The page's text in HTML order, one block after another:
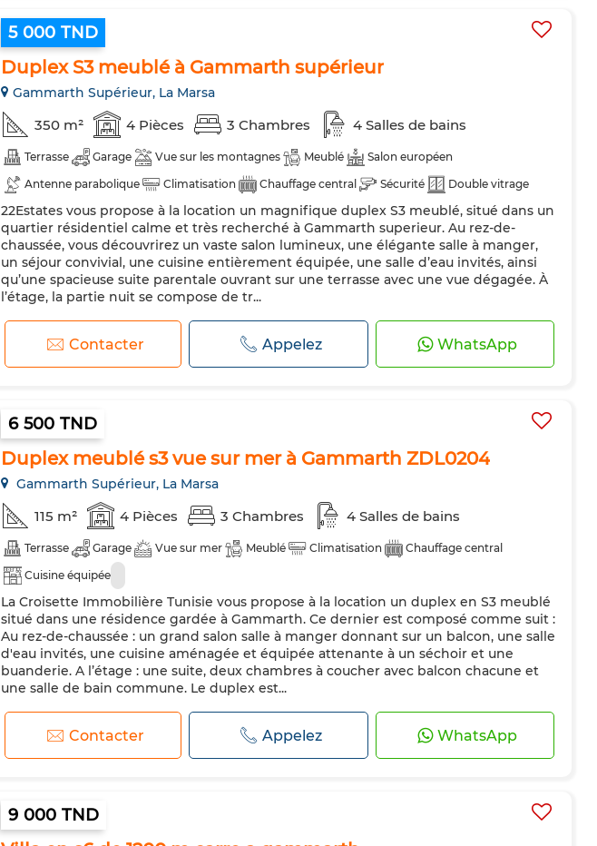
5 000 TND
Duplex S3 meublé à Gammarth supérieur
Gammarth Supérieur, La Marsa
350 m² 4 Pièces 3 Chambres 4 Salles de bains
Terrasse Garage Vue sur les montagnes Meublé
Salon européen
Antenne parabolique
Climatisation Chauffage central Sécurité
Double vitrage
Porte blindée
Cuisine équipée Réfrigérateur Four TV
Machine à laver
Micro-ondes
Internet Animaux domestiques autorisés
22Estates vous propose à la location un magnifique duplex S3 meublé, situé dans un
quartier résidentiel calme et très recherché à Gammarth superieur. Au rez-de-
chaussée, vous découvrirez un vaste salon lumineux, une élégante salle à manger,
un séjour convivial, une cuisine entièrement équipée, une salle d’eau invités, ainsi
qu’une spacieuse suite parentale ouvrant sur une terrasse avec une vue dégagée. À
l’étage, la partie nuit se compose de tr...
Contacter Appelez WhatsApp
6 500 TND
Duplex meublé s3 vue sur mer à Gammarth ZDL0204
Gammarth Supérieur, La Marsa
115 m² 4 Pièces 3 Chambres 4 Salles de bains
Terrasse Garage Vue sur mer Meublé Climatisation
Chauffage central
Cuisine équipée
La Croisette Immobilière Tunisie vous propose à la location un duplex en S3 meublé
situé dans une résidence gardée à Gammarth. Ce dernier est composé comme suit :
Au rez-de-chaussée : un grand salon salle à manger donnant sur un balcon, une salle
d'eau invités, une cuisine aménagée et équipée attenante à un séchoir et une
buanderie. A l’étage : une suite, deux chambres à coucher avec balcon chacune et
une salle de bain commune. Le duplex est...
Contacter Appelez WhatsApp
9 000 TND